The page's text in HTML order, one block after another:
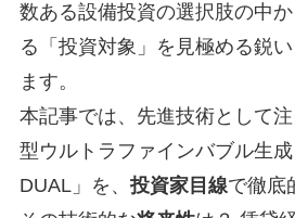
数ある設備投資の選択肢の中
る「投資対象」を見極める鋭
ます。
本記事では、先進技術として
型ウルトラファインバブル生
DUAL」を、 投資家目線で徹底